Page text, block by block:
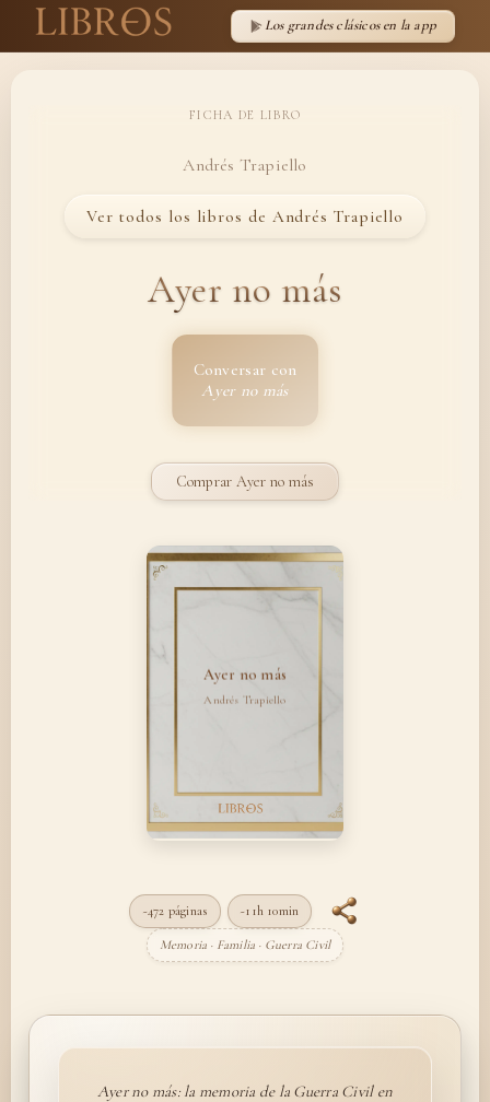
Los grandes clásicos en la app
FICHA DE LIBRO
Andrés Trapiello
Ver todos los libros de Andrés Trapiello
Ayer no más
Conversar con
Ayer no más
Comprar Ayer no más
Ayer no más
Andrés Trapiello
~472 páginas ~11h 10min
Memoria · Familia · Guerra Civil
Ayer no más: la memoria de la Guerra Civil en